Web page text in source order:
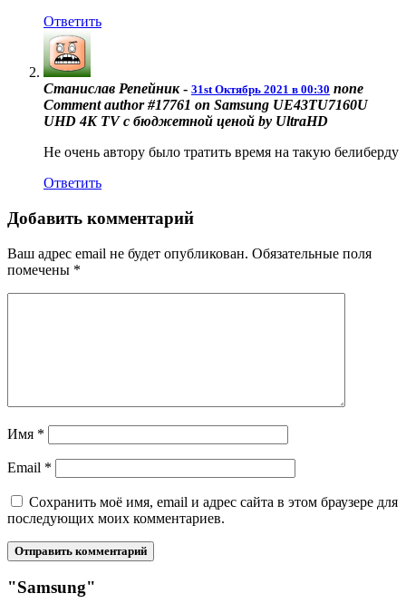
Ответить
Станислав Репейник - 31st Октябрь 2021 в 00:30 none
Comment author #17761 on Samsung UE43TU7160U
UHD 4K TV с бюджетной ценой by UltraHD
Не очень автору было тратить время на такую белиберду
Ответить
Добавить комментарий
Ваш адрес email не будет опубликован. Обязательные поля
помечены *
Имя *
Email *
Сохранить моё имя, email и адрес сайта в этом браузере для
последующих моих комментариев.
"Samsung"